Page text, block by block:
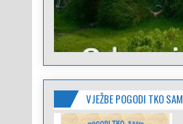
VJEŽBE POGODI TKO SAM